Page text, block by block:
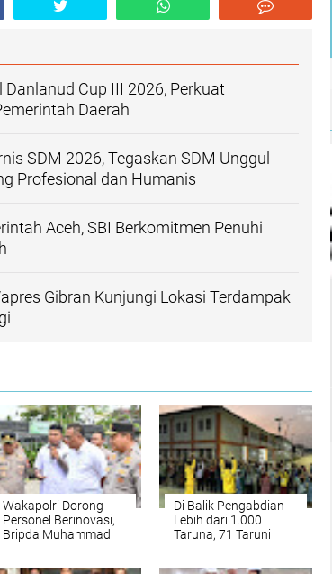
Cup III 2026, Perkuat
Daerah
SDM 2026, Tegaskan SDM Unggul
Profesional dan Humanis
Aceh, SBI Berkomitmen Penuhi
Gibran Kunjungi Lokasi Terdampak
Wakapolri Dorong
Personel Berinovasi,
Bripda Muhammad
Di Balik Pengabdian
Lebih dari 1.000
Taruna, 71 Taruni